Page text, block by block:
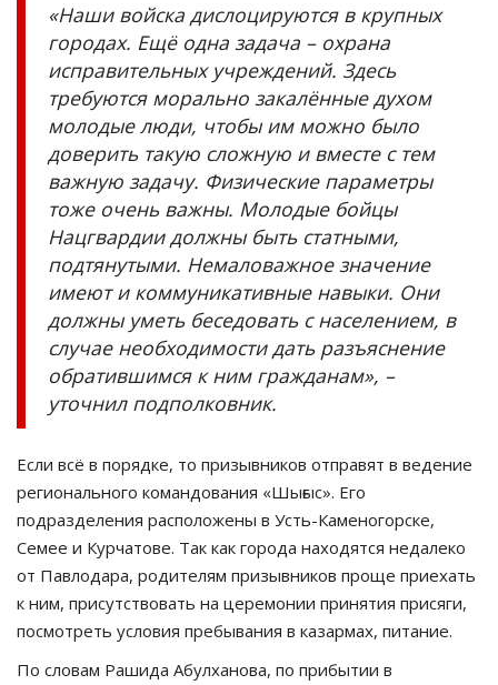
«Наши войска дислоцируются в крупных
городах. Ещё одна задача – охрана
исправительных учреждений. Здесь
требуются морально закалённые духом
молодые люди, чтобы им можно было
доверить такую сложную и вместе с тем
важную задачу. Физические параметры
тоже очень важны. Молодые бойцы
Нацгвардии должны быть статными,
подтянутыми. Немаловажное значение
имеют и коммуникативные навыки. Они
должны уметь беседовать с населением, в
случае необходимости дать разъяснение
обратившимся к ним гражданам», –
уточнил подполковник.
Если всё в порядке, то призывников отправят в ведение
регионального командования «Шығыс». Его
подразделения расположены в Усть-Каменогорске,
Семее и Курчатове. Так как города находятся недалеко
от Павлодара, родителям призывников проще приехать
к ним, присутствовать на церемонии принятия присяги,
посмотреть условия пребывания в казармах, питание.
По словам Рашида Абулханова, по прибытии в